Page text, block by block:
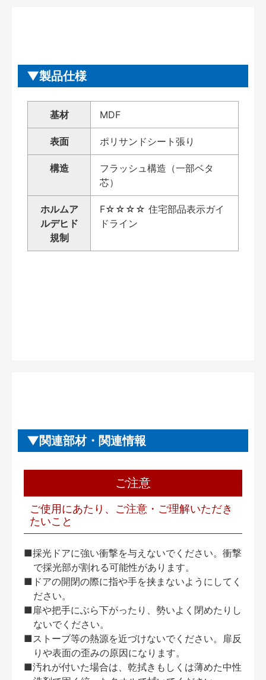
製品仕様
基材 MDF
表面 ポリサンドシート張り
構造
フラッシュ構造（一部ベタ
芯）
ホルムア
ルデヒド
規制
F☆☆☆☆ 住宅部品表示ガイ
ドライン
関連部材・関連情報
ご注意
ご使用にあたり、ご注意・ご理解いただき
たいこと
■採光ドアに強い衝撃を与えないでください。衝撃
で採光部が割れる可能性があります。
■ドアの開閉の際に指や手を挟まないようにしてく
ださい。
■扉や把手にぶら下がったり、勢いよく閉めたりし
ないでください。
■ストーブ等の熱源を近づけないでください。扉反
りや表面の歪みの原因になります。
■汚れが付いた場合は、乾拭きもしくは薄めた中性